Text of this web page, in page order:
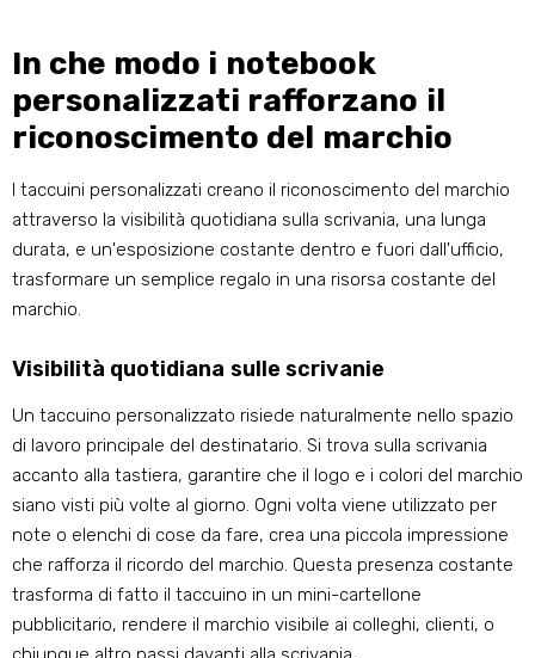
In che modo i notebook
personalizzati rafforzano il
riconoscimento del marchio
I taccuini personalizzati creano il riconoscimento del marchio
attraverso la visibilità quotidiana sulla scrivania, una lunga
durata, e un'esposizione costante dentro e fuori dall'ufficio,
trasformare un semplice regalo in una risorsa costante del
marchio.
Visibilità quotidiana sulle scrivanie
Un taccuino personalizzato risiede naturalmente nello spazio
di lavoro principale del destinatario. Si trova sulla scrivania
accanto alla tastiera, garantire che il logo e i colori del marchio
siano visti più volte al giorno. Ogni volta viene utilizzato per
note o elenchi di cose da fare, crea una piccola impressione
che rafforza il ricordo del marchio. Questa presenza costante
trasforma di fatto il taccuino in un mini-cartellone
pubblicitario, rendere il marchio visibile ai colleghi, clienti, o